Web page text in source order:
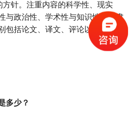
方针。注重内容的科学性、现实
与政治性、学术性与知识性、严肃
包括论文、译文、评论以及学术随
多少？